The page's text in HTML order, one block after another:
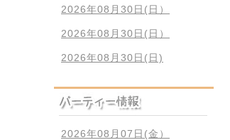
2026年08月30日(日）
2026年08月30日(日）
2026年08月30日(日)
2026年08月07日(金）